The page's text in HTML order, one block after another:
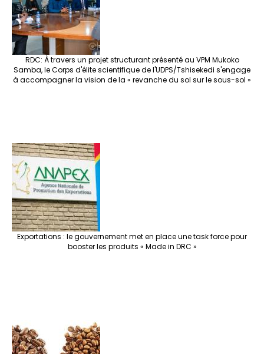
RDC: À travers un projet structurant présenté au VPM Mukoko
Samba, le Corps d'élite scientifique de l'UDPS/Tshisekedi s'engage
à accompagner la vision de la « revanche du sol sur le sous-sol »
Exportations : le gouvernement met en place une task force pour
booster les produits « Made in DRC »